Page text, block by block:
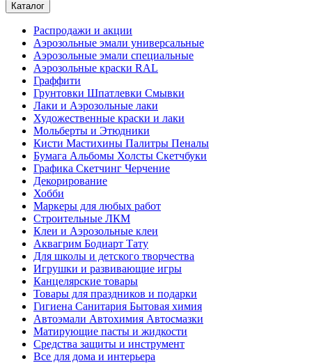
Каталог
Распродажи и акции
Аэрозольные эмали универсальные
Аэрозольные эмали специальные
Аэрозольные краски RAL
Граффити
Грунтовки Шпатлевки Смывки
Лаки и Аэрозольные лаки
Художественные краски и лаки
Мольберты и Этюдники
Кисти Мастихины Палитры Пеналы
Бумага Альбомы Холсты Скетчбуки
Графика Скетчинг Черчение
Декорирование
Хобби
Маркеры для любых работ
Строительные ЛКМ
Клеи и Аэрозольные клеи
Аквагрим Бодиарт Тату
Для школы и детского творчества
Игрушки и развивающие игры
Канцелярские товары
Товары для праздников и подарки
Гигиена Санитария Бытовая химия
Автоэмали Автохимия Автосмазки
Матирующие пасты и жидкости
Средства защиты и инструмент
Все для дома и интерьера